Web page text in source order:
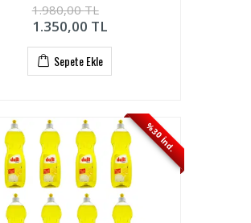
1.980,00TL
1.350,00 TL
Sepete Ekle
%30 İnd.